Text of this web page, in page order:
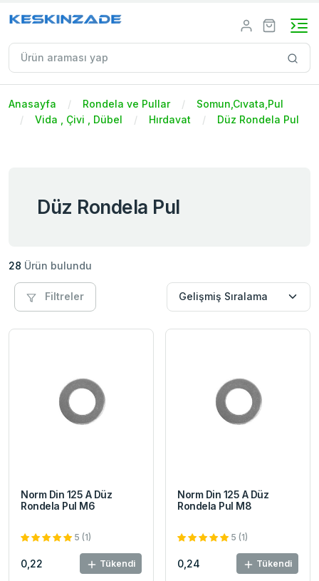
Anasayfa Rondela ve Pullar
Somun,Cıvata,Pul
Vida , Çivi , Dübel
Hırdavat Düz Rondela Pul
Düz Rondela Pul
28 Ürün bulundu
Filtreler
Norm Din 125 A Düz
Rondela Pul M6
5 (1)
0,22 Tükendi
Norm Din 125 A Düz
Rondela Pul M8
5 (1)
0,24 Tükendi